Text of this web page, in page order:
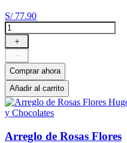
S/ 77.90
＋
－
Comprar ahora
Añadir al carrito
Arreglo de Rosas Flores